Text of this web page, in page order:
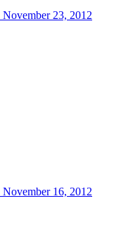
November 23, 2012
November 16, 2012